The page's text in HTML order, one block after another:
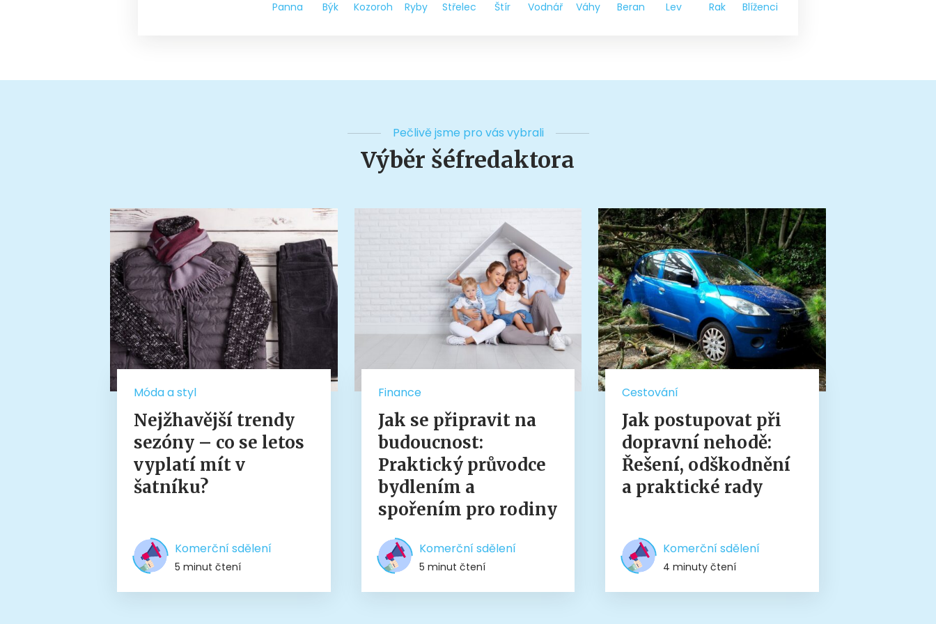
Panna Býk Kozoroh Ryby Střelec Štír Vodnář Váhy Beran Lev Rak Blíženci
Pečlivě jsme pro vás vybrali
Výběr šéfredaktora
Móda a styl
Nejžhavější trendy
sezóny – co se letos
vyplatí mít v
šatníku?
Komerční sdělení
5 minut čtení
Finance
Jak se připravit na
budoucnost:
Praktický průvodce
bydlením a
spořením pro rodiny
Komerční sdělení
5 minut čtení
Cestování
Jak postupovat při
dopravní nehodě:
Řešení, odškodnění
a praktické rady
Komerční sdělení
4 minuty čtení